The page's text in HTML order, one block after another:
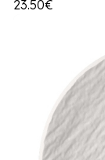
23.50€